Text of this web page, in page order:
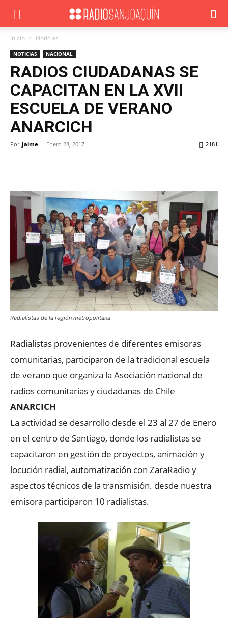
Inicio Noticias
NOTICIAS NACIONAL
RADIOS CIUDADANAS SE
CAPACITAN EN LA XVII
ESCUELA DE VERANO
ANARCICH
Por Jaime - Enero 28, 2017 2181
Radialistas de la región metropolitana
Radialistas provenientes de diferentes emisoras
comunitarias, participaron de la tradicional escuela
de verano que organiza la Asociación nacional de
radios comunitarias y ciudadanas de Chile
ANARCICH
La actividad se desarrollo desde el 23 al 27 de Enero
en el centro de Santiago, donde los radialistas se
capacitaron en gestión de proyectos, animación y
locución radial, automatización con ZaraRadio y
aspectos técnicos de la transmisión. desde nuestra
emisora participaron 10 radialistas.